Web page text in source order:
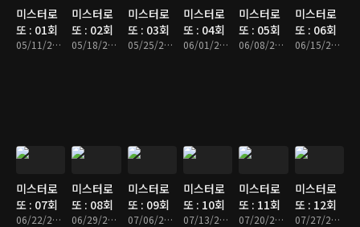
미스터로
또 : 01회
05/11/2023 • 2시간 12분
미스터로
또 : 02회
05/18/2023 • 2시간 6분
미스터로
또 : 03회
05/25/2023 • 1시간 56분
미스터로
또 : 04회
06/01/2023 • 1시간 49분
미스터로
또 : 05회
06/08/2023 • 1시간 48분
미스터로
또 : 06회
06/15/2023 • 1시간 55분
미스터로
또 : 07회
06/22/2023 • 1시간 55분
미스터로
또 : 08회
06/29/2023 • 1시간 46분
미스터로
또 : 09회
07/06/2023 • 1시간 50분
미스터로
또 : 10회
07/13/2023 • 1시간 46분
미스터로
또 : 11회
07/20/2023 • 1시간 53분
미스터로
또 : 12회
07/27/2023 • 1시간 46분